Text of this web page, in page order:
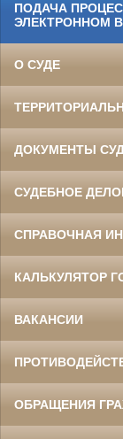
ПОДАЧА
ЭЛЕКТРОННОМ
О СУДЕ
ДОКУМЕНТЫ
СУДЕБНОЕ
СПРАВОЧНАЯ
КАЛЬКУЛЯТОР
ВАКАНСИИ
ОБРАЩЕНИЯ